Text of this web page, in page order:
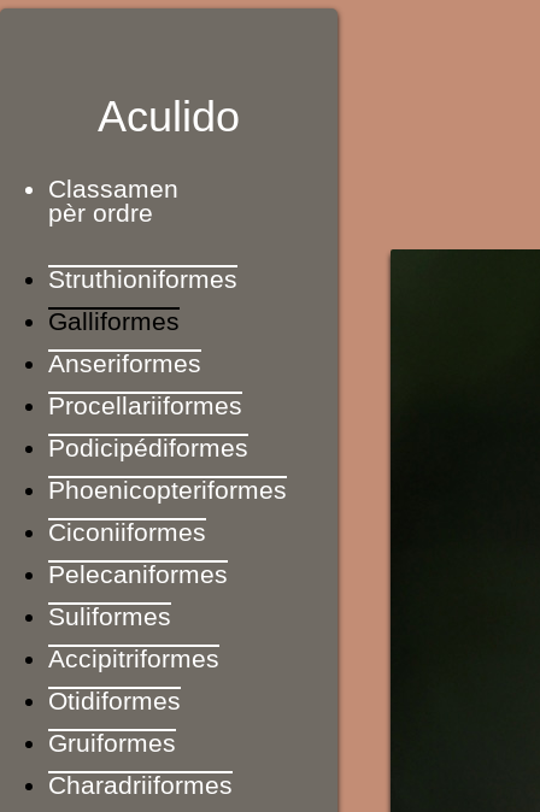
Aculido
Classamen
pèr ordre
Struthioniformes
Galliformes
Anseriformes
Procellariiformes
Podicipédiformes
Phoenicopteriformes
Ciconiiformes
Pelecaniformes
Suliformes
Accipitriformes
Otidiformes
Gruiformes
Charadriiformes